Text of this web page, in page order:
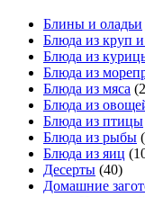
Блины и оладьи
Блюда из круп
Блюда из
Блюда из
Блюда из мяса
Блюда из
Блюда из птицы
Блюда из рыбы
Блюда из яиц
Десерты (40)
Домашние